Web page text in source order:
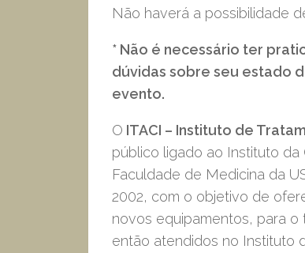
Não haverá a possibilidade
* Não é necessário ter
dúvidas sobre seu estado
evento.
O ITACI – Instituto de
público ligado ao Instituto da
Faculdade de Medicina da
2002, com o objetivo de
novos equipamentos, para
então atendidos no Instituto